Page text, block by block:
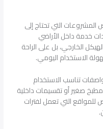
المشروعات التي تحتاج إلى
خدمة داخل الأراضي
الخارجي، بل على الراحة
الاستخدام اليومي.
تناسب الاستخدام
صغير أو تقسيمات داخلية
التي تعمل لفترات